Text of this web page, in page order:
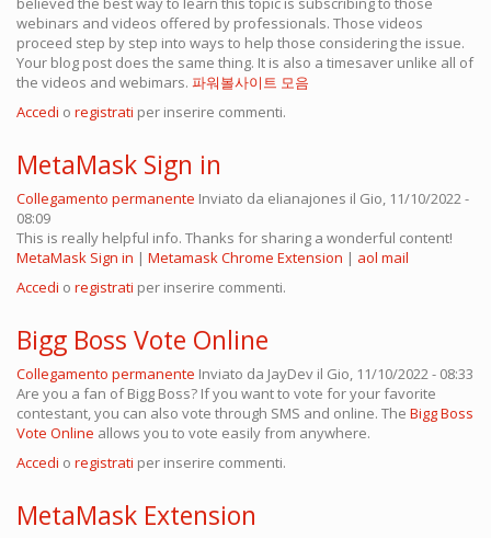
webinars and videos offered by professionals. Those videos
proceed step by step into ways to help those considering the issue.
Your blog post does the same thing. It is also a timesaver unlike all of
the videos and webimars. 파워볼사이트 모음
Accedi o registrati per inserire commenti.
MetaMask Sign in
Collegamento permanente Inviato da elianajones il Gio, 11/10/2022 -
08:09
This is really helpful info. Thanks for sharing a wonderful content!
MetaMask Sign in | Metamask Chrome Extension | aol mail
Accedi o registrati per inserire commenti.
Bigg Boss Vote Online
Collegamento permanente Inviato da JayDev il Gio, 11/10/2022 - 08:33
Are you a fan of Bigg Boss? If you want to vote for your favorite
contestant, you can also vote through SMS and online. The Bigg Boss
Vote Online allows you to vote easily from anywhere.
Accedi o registrati per inserire commenti.
MetaMask Extension